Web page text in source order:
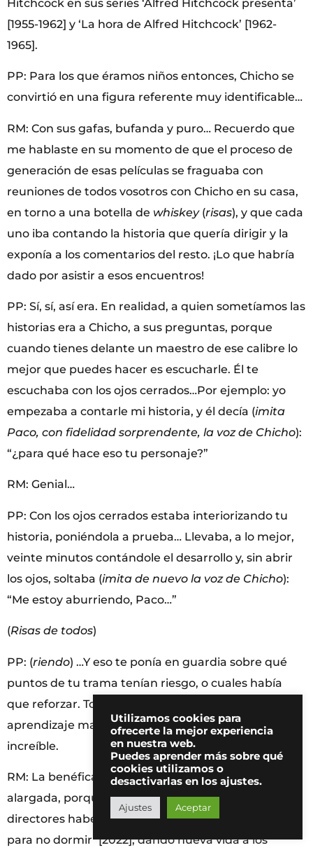
Hitchcock en sus series ‘Alfred Hitchcock presenta’
[1955-1962] y ‘La hora de Alfred Hitchcock’ [1962-
1965].
PP: Para los que éramos niños entonces, Chicho se
convirtió en una figura referente muy identificable…
RM: Con sus gafas, bufanda y puro… Recuerdo que
me hablaste en su momento de que el proceso de
generación de esas películas se fraguaba con
reuniones de todos vosotros con Chicho en su casa,
en torno a una botella de whiskey(risas), y que cada
uno iba contando la historia que quería dirigir y la
exponía a los comentarios del resto. ¡Lo que habría
dado por asistir a esos encuentros!
PP: Sí, sí, así era. En realidad, a quien sometíamos las
historias era a Chicho, a sus preguntas, porque
cuando tienes delante un maestro de ese calibre lo
mejor que puedes hacer es escucharle. Él te
escuchaba con los ojos cerrados…Por ejemplo: yo
empezaba a contarle mi historia, y él decía (imita
Paco, con fidelidad sorprendente, la voz de Chicho):
“¿para qué hace eso tu personaje?”
RM: Genial…
PP: Con los ojos cerrados estaba interiorizando tu
historia, poniéndola a prueba… Llevaba, a lo mejor,
veinte minutos contándole el desarrollo y, sin abrir
los ojos, soltaba (imita de nuevo la voz de Chicho):
“Me estoy aburriendo, Paco…”
(Risas de todos)
PP: (riendo) …Y eso te ponía en guardia sobre qué
puntos de tu trama tenían riesgo, o cuales había
que reforzar. Todo lo que viví con él fue un
aprendizaje maravilloso, para mí fue un privilegio
increíble.
RM: La benéfica sombra de Chicho en tu cine es
alargada, porque hace pocos meses varios
directores habéis estrenado en Amazon ‘Historias
para no dormir’ [2022], dando nueva vida a los
Utilizamos cookies para
ofrecerte la mejor experiencia
en nuestra web.
Puedes aprender más sobre qué
cookies utilizamos o
desactivarlas en los ajustes.
Ajustes Aceptar